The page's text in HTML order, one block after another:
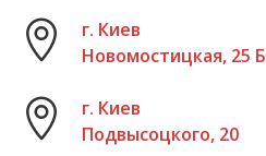
г. Киев
Новомостицкая, 25 Б
г. Киев
Подвысоцкого, 20